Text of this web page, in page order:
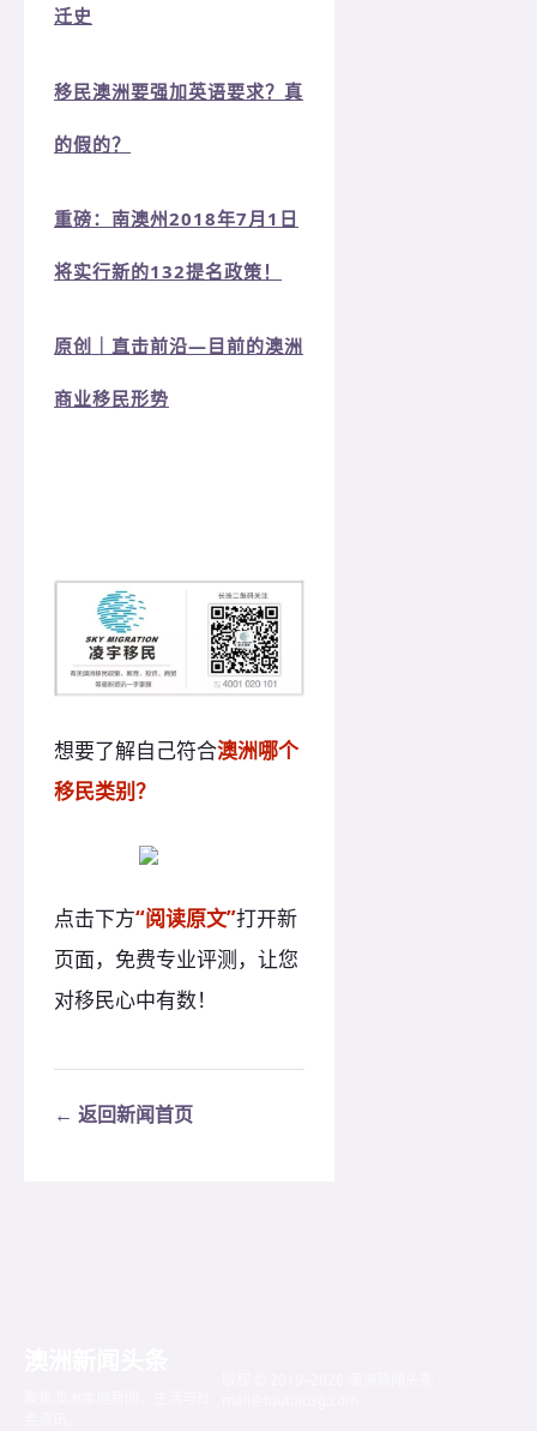
迁史
移民澳洲要强加英语要求？真
的假的？
重磅：南澳州2018年7月1日
将实行新的132提名政策！
原创｜直击前沿—目前的澳洲
商业移民形势
想要了解自己符合澳洲哪个
移民类别？
点击下方“阅读原文”打开新
页面，免费专业评测，让您
对移民心中有数！
← 返回新闻首页